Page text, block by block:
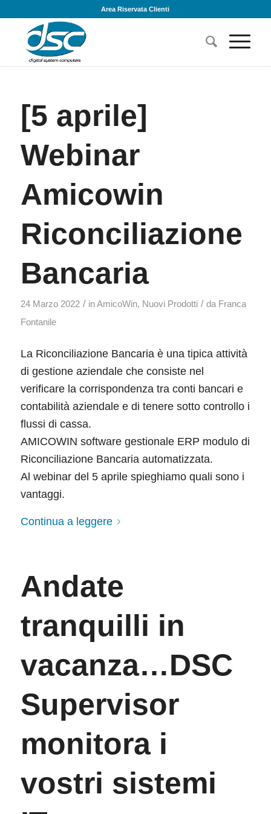
Area Riservata Clienti
[5 aprile]
Webinar
Amicowin
Riconciliazione
Bancaria
24 Marzo 2022 / inAmicoWin, Nuovi Prodotti / da Franca
Fontanile
La Riconciliazione Bancaria è una tipica attività
di gestione aziendale che consiste nel
verificare la corrispondenza tra conti bancari e
contabilità aziendale e di tenere sotto controllo i
flussi di cassa.
AMICOWIN software gestionale ERP modulo di
Riconciliazione Bancaria automatizzata.
Al webinar del 5 aprile spieghiamo quali sono i
vantaggi.
Continua a leggere
Andate
tranquilli in
vacanza…DSC
Supervisor
monitora i
vostri sistemi